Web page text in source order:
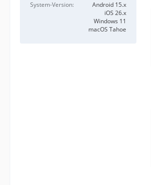
System-Version
Android 15.x
iOS 26.x
Windows 11
macOS Tahoe